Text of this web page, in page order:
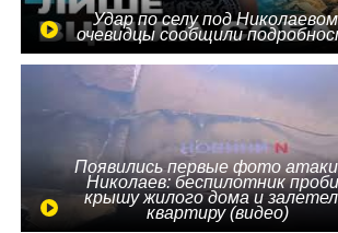
Удар по селу под
очевидцы сообщили
Появились первые фото
Николаев: беспилотник
крышу жилого дома и
квартиру (видео)